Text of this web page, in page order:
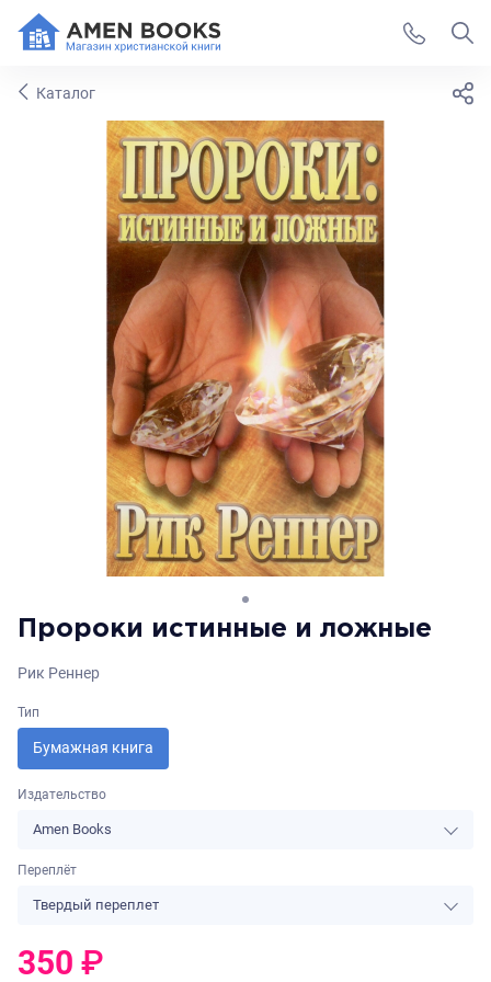
Каталог
Пророки истинные и ложные
Рик Реннер
Тип
Бумажная книга
Издательство
Amen Books
Переплёт
Твердый переплет
350 ₽